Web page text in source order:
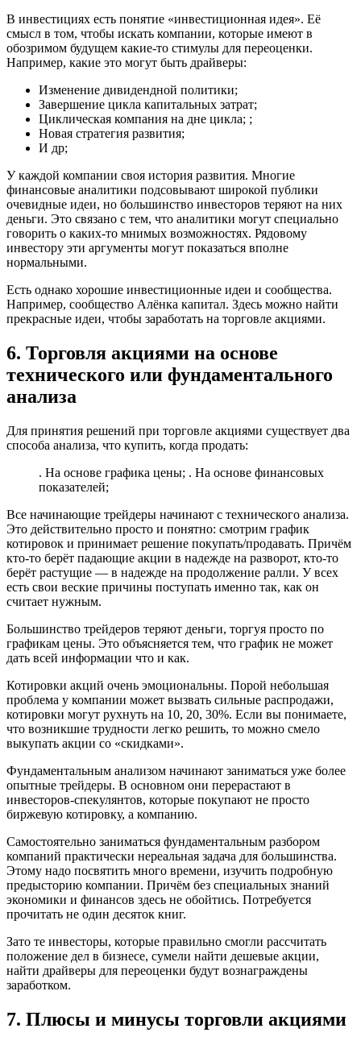
В инвестициях есть понятие «инвестиционная идея». Её
смысл в том, чтобы искать компании, которые имеют в
обозримом будущем какие-то стимулы для переоценки.
Например, какие это могут быть драйверы:
Изменение дивидендной политики;
Завершение цикла капитальных затрат;
Циклическая компания на дне цикла; ;
Новая стратегия развития;
И др;
У каждой компании своя история развития. Многие
финансовые аналитики подсовывают широкой публики
очевидные идеи, но большинство инвесторов теряют на них
деньги. Это связано с тем, что аналитики могут специально
говорить о каких-то мнимых возможностях. Рядовому
инвестору эти аргументы могут показаться вполне
нормальными.
Есть однако хорошие инвестиционные идеи и сообщества.
Например, сообщество Алёнка капитал. Здесь можно найти
прекрасные идеи, чтобы заработать на торговле акциями.
6. Торговля акциями на основе
технического или фундаментального
анализа
Для принятия решений при торговле акциями существует два
способа анализа, что купить, когда продать:
. На основе графика цены; . На основе финансовых
показателей;
Все начинающие трейдеры начинают с технического анализа.
Это действительно просто и понятно: смотрим график
котировок и принимает решение покупать/продавать. Причём
кто-то берёт падающие акции в надежде на разворот, кто-то
берёт растущие — в надежде на продолжение ралли. У всех
есть свои веские причины поступать именно так, как он
считает нужным.
Большинство трейдеров теряют деньги, торгуя просто по
графикам цены. Это объясняется тем, что график не может
дать всей информации что и как.
Котировки акций очень эмоциональны. Порой небольшая
проблема у компании может вызвать сильные распродажи,
котировки могут рухнуть на 10, 20, 30%. Если вы понимаете,
что возникшие трудности легко решить, то можно смело
выкупать акции со «скидками».
Фундаментальным анализом начинают заниматься уже более
опытные трейдеры. В основном они перерастают в
инвесторов-спекулянтов, которые покупают не просто
биржевую котировку, а компанию.
Самостоятельно заниматься фундаментальным разбором
компаний практически нереальная задача для большинства.
Этому надо посвятить много времени, изучить подробную
предысторию компании. Причём без специальных знаний
экономики и финансов здесь не обойтись. Потребуется
прочитать не один десяток книг.
Зато те инвесторы, которые правильно смогли рассчитать
положение дел в бизнесе, сумели найти дешевые акции,
найти драйверы для переоценки будут вознаграждены
заработком.
7. Плюсы и минусы торговли акциями